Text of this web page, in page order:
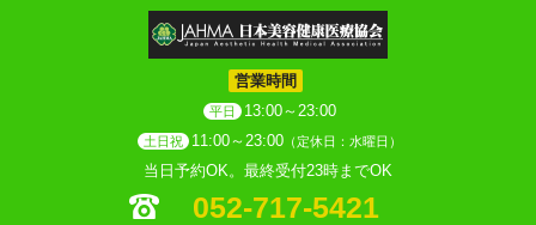
営業時間
平日 13:00～23:00
土日祝 11:00～23:00 （定休日：水曜日）
当日予約OK。最終受付23時までOK
052-717-5421